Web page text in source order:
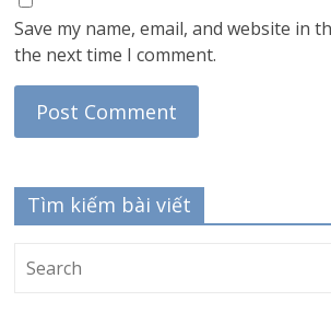
Save my name, email, and website in
the next time I comment.
Tìm kiếm bài viết